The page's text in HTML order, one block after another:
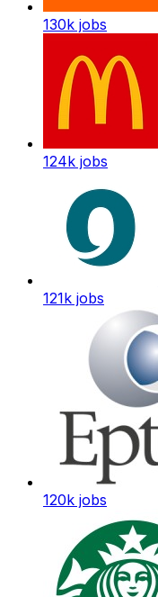
130k jobs
124k jobs
121k jobs
120k jobs